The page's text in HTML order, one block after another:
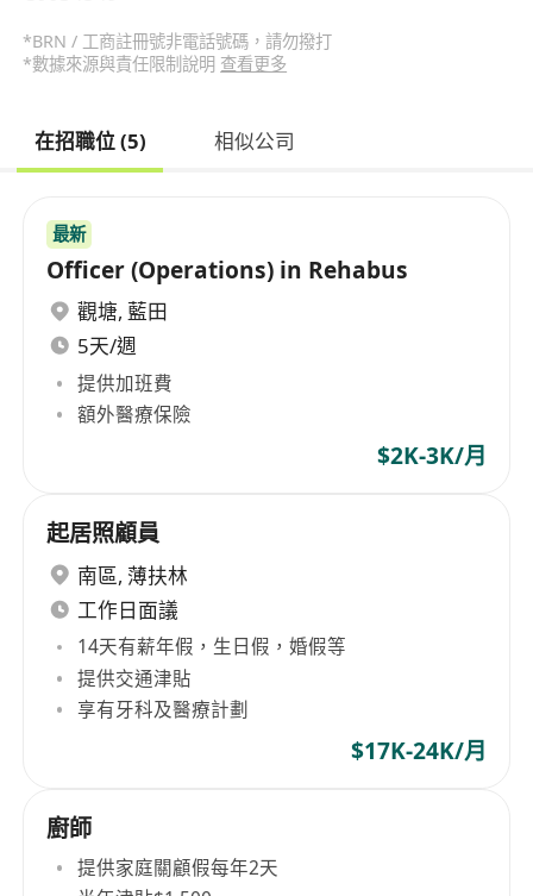
*BRN / 工商註冊號非電話號碼，請勿撥打
*數據來源與責任限制說明 查看更多
在招職位 (5) 相似公司
最新
Officer (Operations) in Rehabus
觀塘, 藍田
5天/週
提供加班費
額外醫療保險
$2K-3K/月
起居照顧員
南區, 薄扶林
工作日面議
14天有薪年假，生日假，婚假等
提供交通津貼
享有牙科及醫療計劃
$17K-24K/月
廚師
提供家庭關顧假每年2天